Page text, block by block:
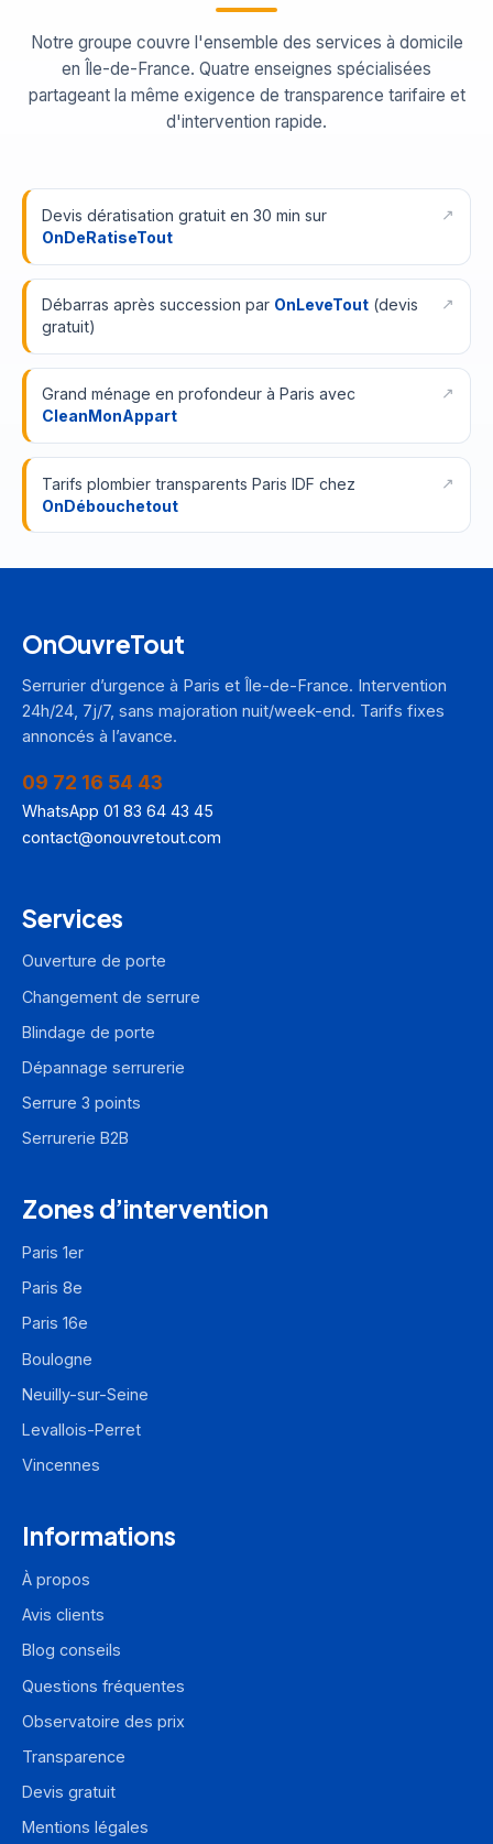
Notre groupe couvre l'ensemble des services à domicile
en Île-de-France. Quatre enseignes spécialisées
partageant la même exigence de transparence tarifaire et
d'intervention rapide.
Devis dératisation gratuit en 30 min sur
OnDeRatiseTout
Débarras après succession par OnLeveTout(devis
gratuit)
Grand ménage en profondeur à Paris avec
CleanMonAppart
Tarifs plombier transparents Paris IDF chez
OnDébouchetout
OnOuvreTout
Serrurier d’urgence à Paris et Île-de-France. Intervention
24h/24, 7j/7, sans majoration nuit/week-end. Tarifs fixes
annoncés à l’avance.
09 72 16 54 43
WhatsApp 01 83 64 43 45
contact@onouvretout.com
Services
Ouverture de porte
Changement de serrure
Blindage de porte
Dépannage serrurerie
Serrure 3 points
Serrurerie B2B
Zones d’intervention
Paris 1er
Paris 8e
Paris 16e
Boulogne
Neuilly-sur-Seine
Levallois-Perret
Vincennes
Informations
À propos
Avis clients
Blog conseils
Questions fréquentes
Observatoire des prix
Transparence
Devis gratuit
Mentions légales